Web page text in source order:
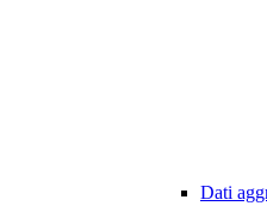
Dati